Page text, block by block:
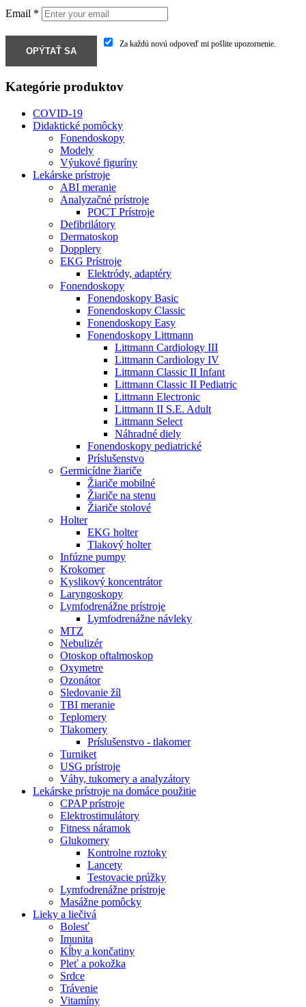
Email *
Za každú novú odpoveď mi pošlite upozornenie.
Kategórie produktov
COVID-19
Didaktické pomôcky
Fonendoskopy
Modely
Výukové figuríny
Lekárske prístroje
ABI meranie
Analyzačné prístroje
POCT Prístroje
Defibrilátory
Dermatoskop
Dopplery
EKG Prístroje
Elektródy, adaptéry
Fonendoskopy
Fonendoskopy Basic
Fonendoskopy Classic
Fonendoskopy Easy
Fonendoskopy Littmann
Littmann Cardiology III
Littmann Cardiology IV
Littmann Classic II Infant
Littmann Classic II Pediatric
Littmann Electronic
Littmann II S.E. Adult
Littmann Select
Náhradné diely
Fonendoskopy pediatrické
Príslušenstvo
Germicídne žiariče
Žiariče mobilné
Žiariče na stenu
Žiariče stolové
Holter
EKG holter
Tlakový holter
Infúzne pumpy
Krokomer
Kyslikový koncentrátor
Laryngoskopy
Lymfodrenážne prístroje
Lymfodrenážne návleky
MTZ
Nebulizér
Otoskop oftalmoskop
Oxymetre
Ozonátor
Sledovanie žíl
TBI meranie
Teplomery
Tlakomery
Príslušenstvo - tlakomer
Turniket
USG prístroje
Váhy, tukomery a analyzátory
Lekárske prístroje na domáce použitie
CPAP prístroje
Elektrostimulátory
Fitness náramok
Glukomery
Kontrolne roztoky
Lancety
Testovacie prúžky
Lymfodrenážne prístroje
Masážne pomôcky
Lieky a liečivá
Bolesť
Imunita
Kĺby a končatiny
Pleť a pokožka
Srdce
Trávenie
Vitamíny